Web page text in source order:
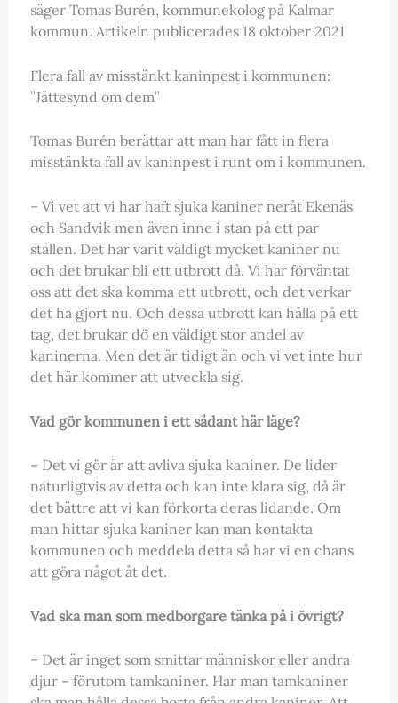
säger Tomas Burén, kommunekolog på Kalmar
kommun. Artikeln publicerades 18 oktober 2021
Flera fall av misstänkt kaninpest i kommunen:
”Jättesynd om dem”
Tomas Burén berättar att man har fått in flera
misstänkta fall av kaninpest i runt om i kommunen.
– Vi vet att vi har haft sjuka kaniner neråt Ekenäs
och Sandvik men även inne i stan på ett par
ställen. Det har varit väldigt mycket kaniner nu
och det brukar bli ett utbrott då. Vi har förväntat
oss att det ska komma ett utbrott, och det verkar
det ha gjort nu. Och dessa utbrott kan hålla på ett
tag, det brukar dö en väldigt stor andel av
kaninerna. Men det är tidigt än och vi vet inte hur
det här kommer att utveckla sig.
Vad gör kommunen i ett sådant här läge?
– Det vi gör är att avliva sjuka kaniner. De lider
naturligtvis av detta och kan inte klara sig, då är
det bättre att vi kan förkorta deras lidande. Om
man hittar sjuka kaniner kan man kontakta
kommunen och meddela detta så har vi en chans
att göra något åt det.
Vad ska man som medborgare tänka på i övrigt?
– Det är inget som smittar människor eller andra
djur – förutom tamkaniner. Har man tamkaniner